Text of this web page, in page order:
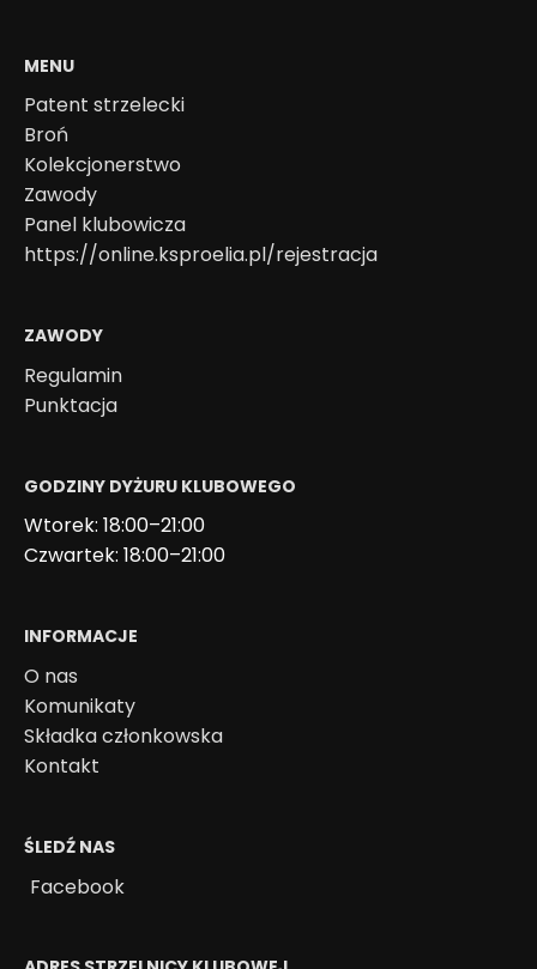
MENU
Patent strzelecki
Broń
Kolekcjonerstwo
Zawody
Panel klubowicza
https://online.ksproelia.pl/rejestracja
ZAWODY
Regulamin
Punktacja
GODZINY DYŻURU KLUBOWEGO
Wtorek: 18:00–21:00
Czwartek: 18:00–21:00
INFORMACJE
O nas
Komunikaty
Składka członkowska
Kontakt
ŚLEDŹ NAS
Facebook